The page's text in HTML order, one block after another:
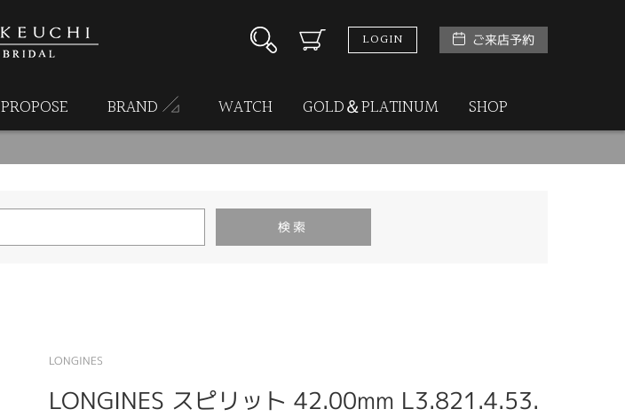
LOGIN ご来店予約
PROPOSE BRAND WATCH GOLD＆PLATINUM SHOP
LONGINES
LONGINES スピリット 42.00mm L3.821.4.53.